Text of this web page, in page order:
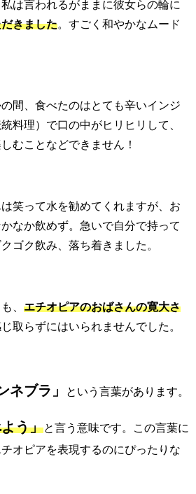
私は言われるがままに彼女らの輪に
きました 。すごく和やかなムード
間、食べたのはとても辛いインジ
料理）で口の中がヒリヒリして、
むことなどできません！
笑って水を勧めてくれますが、お
なか飲めず。急いで自分で持って
ゴク飲み、落ち着きました。
、 エチオピアのおばさんの寛大さ
取らずにはいられませんでした。
ネブラ」 という言葉があります。
う」と言う意味です。この言葉に
オピアを表現するのにぴったりな